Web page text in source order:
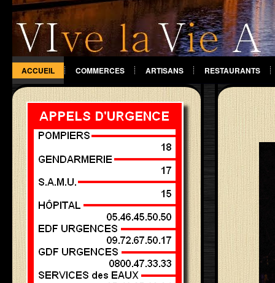
ACCUEIL COMMERCES ARTISANS RESTAURANTS
DIVERS